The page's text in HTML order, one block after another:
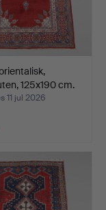
125x190 cm.
11 jul 2026